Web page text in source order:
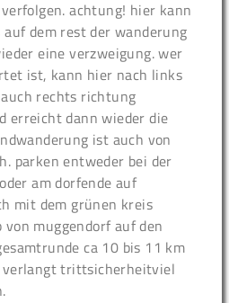
achtung! hier kann
dem rest der wanderung
eine verzweigung. wer
ist, kann hier nach links
rechts richtung
erreicht dann wieder die
ist auch von
parken entweder bei der
am dorfende auf
mit dem grünen kreis
muggendorf auf den
ca 10 bis 11 km
verlangt trittsicherheitviel